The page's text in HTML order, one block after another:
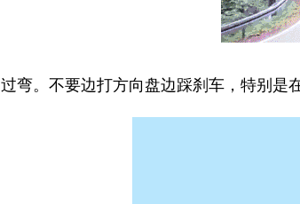
弯。不要边打方向盘边踩刹车，特别是